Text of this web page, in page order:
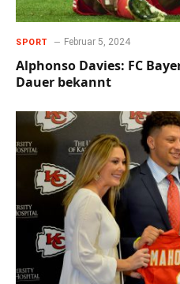
SPORT Februar 5, 2024
Alphonso Davies: FC
Dauer bekannt